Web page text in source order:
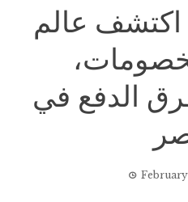
الدفع في